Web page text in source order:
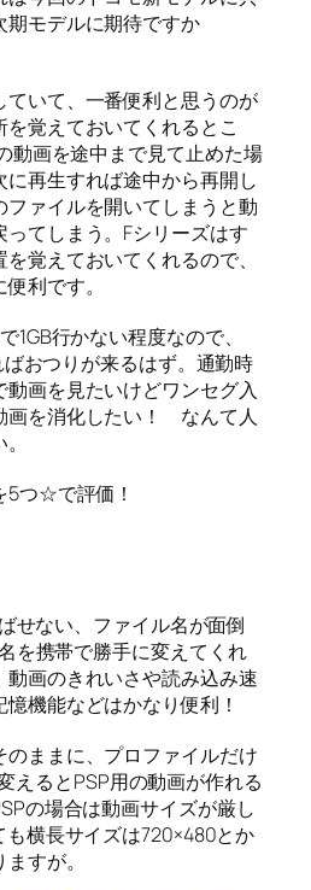
モデルに期待ですか
いて、一番便利と思うのが
覚えておいてくれるとこ
動画を途中まで見て止めた場
再生すれば途中から再開し
ファイルを開いてしまうと動
てしまう。Fシリーズはす
覚えておいてくれるので、
利です。
1GB行かない程度なので、
おつりが来るはず。通勤時
画を見たいけどワンセグ入
画を消化したい！ なんて人
5つ☆で評価！
せない、ファイル名が面倒
を携帯で勝手に変えてくれ
画のきれいさや読み込み速
機能などはかなり便利！
ままに、プロファイルだけ
えるとPSP用の動画が作れる
の場合は動画サイズが厳し
も横長サイズは720×480とか
すが。